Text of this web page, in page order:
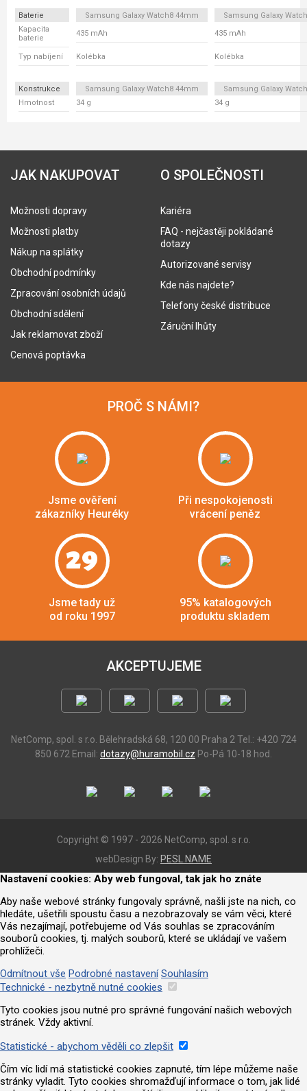
Baterie Samsung Galaxy Watch8 44mm
Samsung Galaxy
Kapacita
baterie
435 mAh 435 mAh
Typ nabíjení Kolébka Kolébka
Konstrukce Samsung Galaxy Watch8 44mm
Samsung Galaxy
Hmotnost
34 g 34 g
JAK NAKUPOVAT
Možnosti dopravy
Možnosti platby
Nákup na splátky
Obchodní podmínky
Zpracování osobních údajů
Obchodní sdělení
Jak reklamovat zboží
Cenová poptávka
O SPOLEČNOSTI
Kariéra
FAQ - nejčastěji pokládané
dotazy
Autorizované servisy
Kde nás najdete?
Telefony české distribuce
Záruční lhůty
PROČ S NÁMI?
Jsme ověření
zákazníky Heuréky
Při nespokojenosti
vrácení peněz
29
Jsme tady už
od roku 1997
95% katalogových
produktu skladem
AKCEPTUJEME
NetComp, spol. s r.o. Bělehradská 68, 120 00 Praha 2 Tel.: +420 724
850 672 Email: dotazy@huramobil.cz Po-Pá 10-18 hod.
Copyright © 1997 - 2026 NetComp, spol. s r.o.
webDesign By: PESL.NAME
Nastavení cookies: Aby web fungoval, tak jak ho znáte
Aby naše webové stránky fungovaly správně, našli jste na nich, co
hledáte, ušetřili spoustu času a nezobrazovaly se vám věci, které
Vás nezajímají, potřebujeme od Vás souhlas se zpracováním
souborů cookies, tj. malých souborů, které se ukládají ve vašem
prohlížeči.
Odmítnout vše Podrobné nastavení Souhlasím
Technické - nezbytně nutné cookies
Tyto cookies jsou nutné pro správné fungování našich webových
stránek. Vždy aktivní.
Statistické - abychom věděli co zlepšit
Čím víc lidí má statistické cookies zapnuté, tím lépe můžeme naše
stránky vyladit. Tyto cookies shromažďují informace o tom, jak lidé